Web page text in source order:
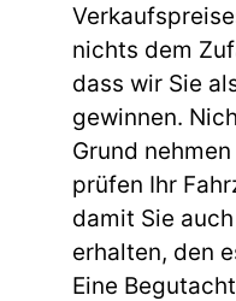
nichts dem
dass wir Sie
gewinnen.
Grund
prüfen Ihr
damit Sie
erhalten, den
Eine